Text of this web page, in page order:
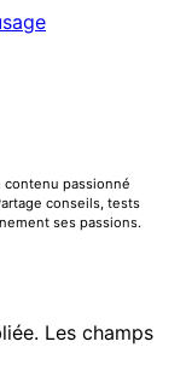
contenu passionné
conseils, tests
ses passions.
Les champs